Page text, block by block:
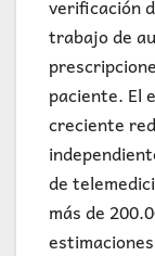
verificación
trabajo de
paciente. El
creciente
de
más de